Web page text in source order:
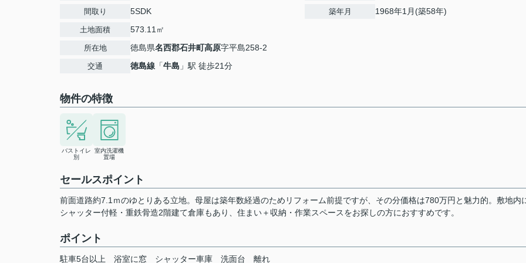
間取り 5SDK
土地面積 573.11㎡
所在地 徳島県名西郡石井町高原字平島258-2
交通 徳島線 「牛島 」駅 徒歩21分
築年月 1968年1月(築58年)
物件の特徴
バストイレ
別
室内洗濯機
置場
セールスポイント
前面道路約7.1ｍのゆとりある立地。母屋は築年数経過のためリフォーム前提ですが、その分価格は780万円と魅力的。敷地内
シャッター付軽・重鉄骨造2階建て倉庫もあり、住まい＋収納・作業スペースをお探しの方におすすめです。
ポイント
駐車5台以上 浴室に窓 シャッター車庫 洗面台 離れ